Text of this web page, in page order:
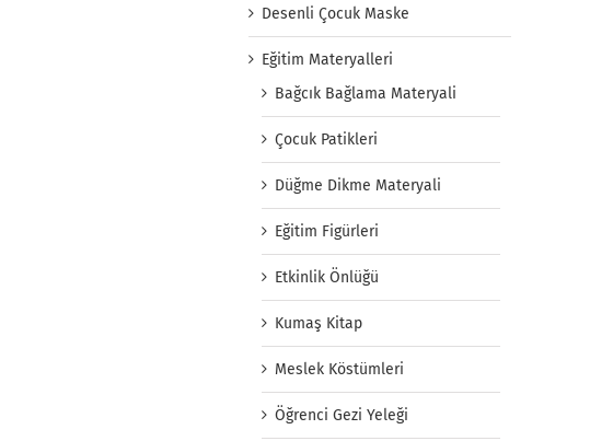
Desenli Çocuk Maske
Eğitim Materyalleri
Bağcık Bağlama Materyali
Çocuk Patikleri
Düğme Dikme Materyali
Eğitim Figürleri
Etkinlik Önlüğü
Kumaş Kitap
Meslek Köstümleri
Öğrenci Gezi Yeleği